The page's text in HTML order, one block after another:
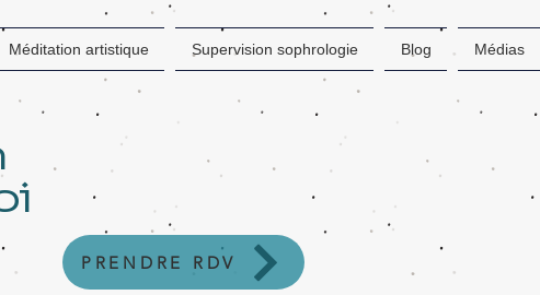
Méditation artistique Supervision sophrologie Blog Médias
PRENDRE RDV